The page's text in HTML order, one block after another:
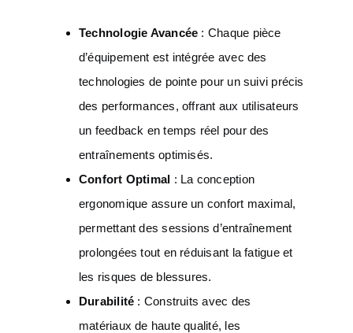
Technologie Avancée : Chaque pièce
d’équipement est intégrée avec des
technologies de pointe pour un suivi précis
des performances, offrant aux utilisateurs
un feedback en temps réel pour des
entraînements optimisés.
Confort Optimal : La conception
ergonomique assure un confort maximal,
permettant des sessions d’entraînement
prolongées tout en réduisant la fatigue et
les risques de blessures.
Durabilité : Construits avec des
matériaux de haute qualité, les